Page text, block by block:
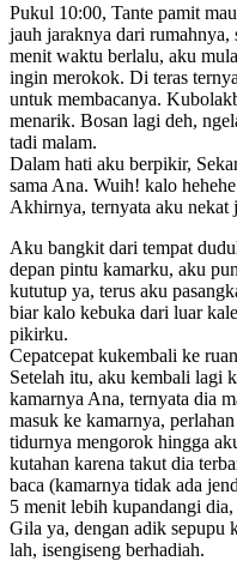
Pukul 10:00, Tante pamit
jauh jaraknya dari
menit waktu berlalu, aku
ingin merokok. Di teras
untuk membacanya.
menarik. Bosan lagi deh,
tadi malam.
Dalam hati aku berpikir,
sama Ana. Wuih! kalo
Akhirnya, ternyata aku nekat
Aku bangkit dari tempat
depan pintu kamarku, aku
kututup ya, terus aku
biar kalo kebuka dari luar
pikirku.
Cepatcepat kukembali ke
Setelah itu, aku kembali lagi
kamarnya Ana, ternyata dia
masuk ke kamarnya,
tidurnya mengorok hingga
kutahan karena takut dia
baca (kamarnya tidak ada
5 menit lebih kupandangi
Gila ya, dengan adik sepupu
lah, isengiseng berhadiah.